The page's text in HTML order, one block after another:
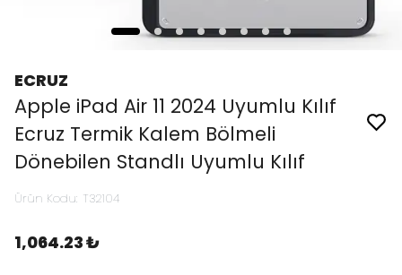
ECRUZ
Apple iPad Air 11 2024 Uyumlu Kılıf
Ecruz Termik Kalem Bölmeli
Dönebilen Standlı Uyumlu Kılıf
Ürün Kodu: T32104
1,064.23 ₺